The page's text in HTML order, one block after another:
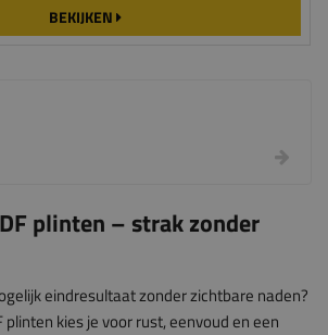
BEKIJKEN
plinten – strak zonder
eindresultaat zonder zichtbare naden?
kies je voor rust, eenvoud en een